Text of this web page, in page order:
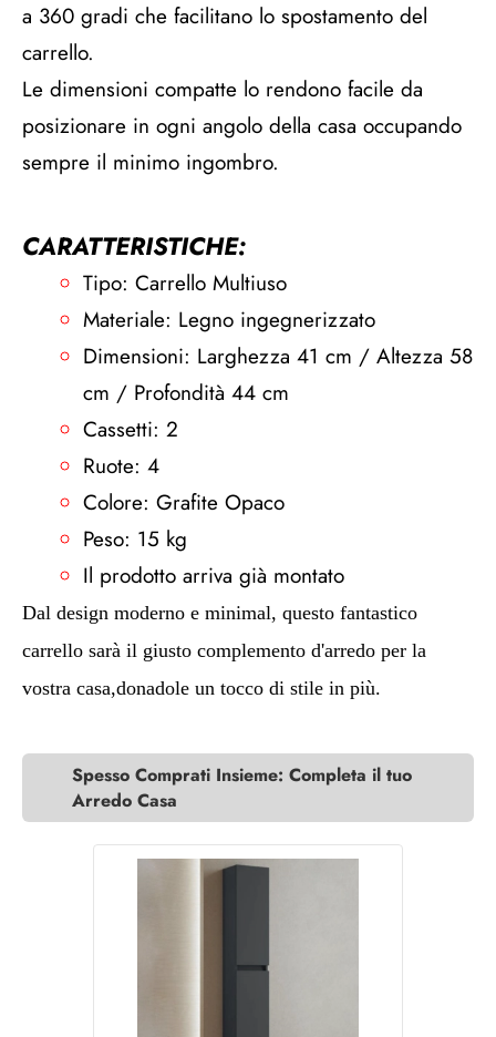
a 360 gradi che facilitano lo spostamento del
carrello.
Le dimensioni compatte lo rendono facile da
posizionare in ogni angolo della casa occupando
sempre il minimo ingombro.
CARATTERISTICHE:
Tipo: Carrello Multiuso
Materiale: Legno ingegnerizzato
Dimensioni: Larghezza 41 cm / Altezza 58
cm / Profondità 44 cm
Cassetti: 2
Ruote: 4
Colore: Grafite Opaco
Peso: 15 kg
Il prodotto arriva già montato
Dal design moderno e minimal, questo fantastico
carrello sarà il giusto complemento d'arredo per la
vostra casa,donadole un tocco di stile in più.
Spesso Comprati Insieme: Completa il tuo
Arredo Casa